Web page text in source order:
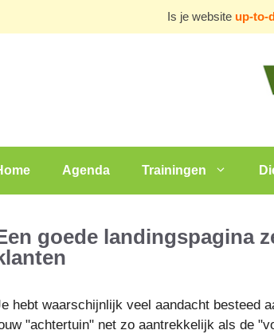
Is je website up-to-
Agenda Trainingen
goede landingspagina
hebt waarschijnlijk veel aandacht besteed
"achtertuin" net zo aantrekkelijk als de